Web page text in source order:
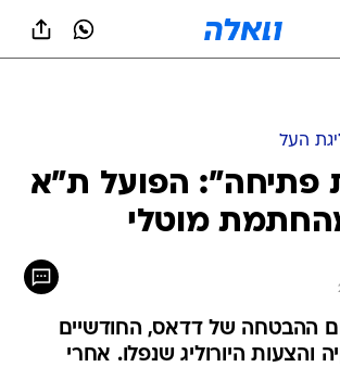
העל
פתיחה": הפועל ת"א
מוטלי
ההבטחה של דדאס, החודשיים
והצעות היורוליג שנפלו. אחרי